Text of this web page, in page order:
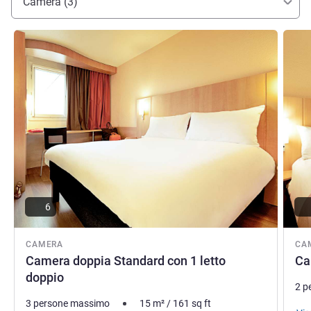
musica e una vivacità unica.
FIGAT JAROSLAW, Gestione hotel
CAMERA
Camera doppia Standard con 1 letto
doppio
Visualizza dettagli
6
3 persone massimo 15 m²/ 161 sq ft
2